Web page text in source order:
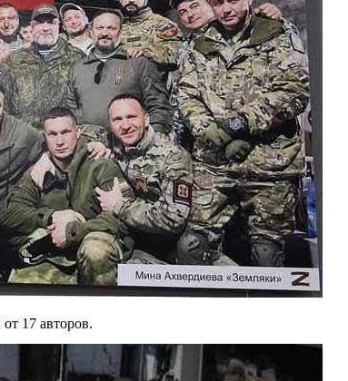
17 авторов.